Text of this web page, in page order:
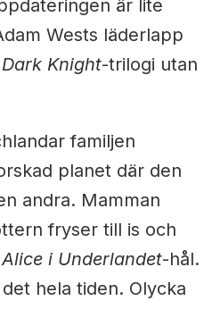
är lite
Wests läderlapp
Dark Knight-trilogi utan
familjen
planet där den
andra. Mamman
fryser till is och
Alice i Underlandet-hål.
hela tiden. Olycka